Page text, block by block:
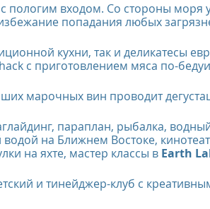
пологим входом. Со стороны моря
попадания любых
кухни, так и деликатесы
с приготовлением мяса по-
марочных вин проводит
параплан, рыбалка,
на Ближнем Востоке,
на яхте, мастер классы в Earth
и тинейджер-клуб с